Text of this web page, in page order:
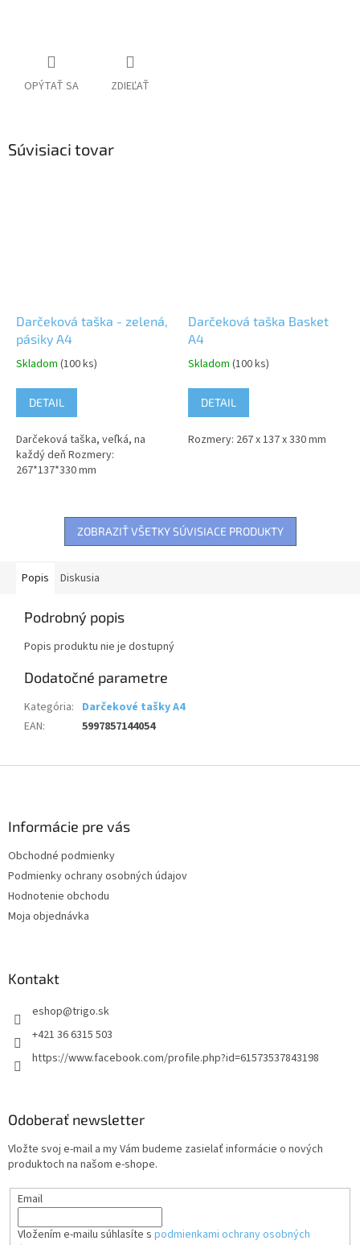
OPÝTAŤ SA ZDIEĽAŤ
Súvisiaci tovar
Darčeková taška - zelená,
pásiky A4
Skladom (100 ks)
DETAIL
Darčeková taška, veľká, na
každý deň Rozmery:
267*137*330 mm
Darčeková taška Basket
A4
Skladom (100 ks)
DETAIL
Rozmery: 267 x 137 x 330 mm
ZOBRAZIŤ VŠETKY SÚVISIACE PRODUKTY
Popis Diskusia
Podrobný popis
Popis produktu nie je dostupný
Dodatočné parametre
Kategória: Darčekové tašky A4
EAN: 5997857144054
Informácie pre vás
Obchodné podmienky
Podmienky ochrany osobných údajov
Hodnotenie obchodu
Moja objednávka
Kontakt
eshop@trigo.sk
+421 36 6315 503
https://www.facebook.com/profile.php?id=61573537843198
Odoberať newsletter
Vložte svoj e-mail a my Vám budeme zasielať informácie o nových
produktoch na našom e-shope.
Email
Vložením e-mailu súhlasíte s podmienkami ochrany osobných